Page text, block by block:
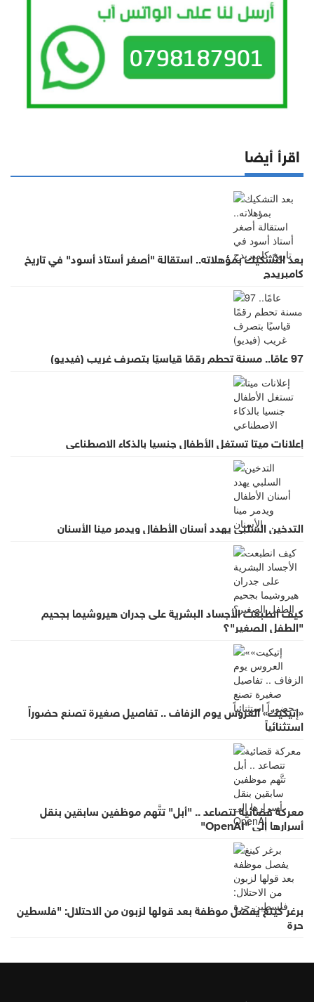
اقرأ أيضا
بعد التشكيك بمؤهلاته.. استقالة "أصغر أستاذ أسود" في تاريخ
كامبريدج
97 عامًا.. مسنة تحطم رقمًا قياسيًا بتصرف غريب (فيديو)
إعلانات ميتا تستغل الأطفال جنسيا بالذكاء الاصطناعي
التدخين السلبي يهدد أسنان الأطفال ويدمر مينا الأسنان
كيف انطبعت الأجساد البشرية على جدران هيروشيما بجحيم
"الطفل الصغير"؟
«إتيكيت» العروس يوم الزفاف .. تفاصيل صغيرة تصنع حضوراً
استثنائياً
معركة قضائية تتصاعد .. "أبل" تتَّهم موظفين سابقين بنقل
أسرارها إلى "OpenAI"
برغر كينغ يفصل موظفة بعد قولها لزبون من الاحتلال: "فلسطين
حرة